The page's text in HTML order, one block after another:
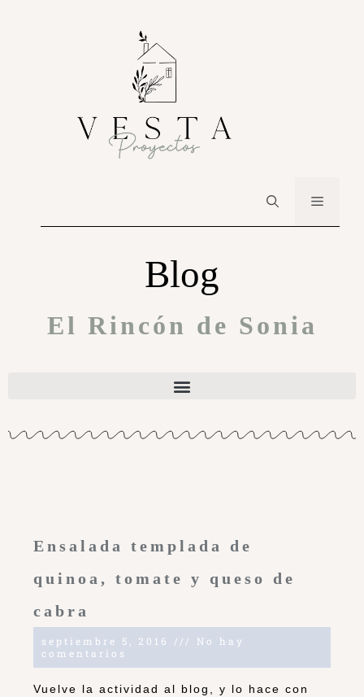
Blog
El Rincón de Sonia
Ensalada templada de
quinoa, tomate y queso de
cabra
septiembre 5, 2016
No hay
comentarios
Vuelve la actividad al blog, y lo hace con